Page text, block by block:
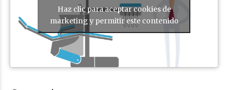
Haz clic para aceptar cookies de
marketing y permitir este contenido